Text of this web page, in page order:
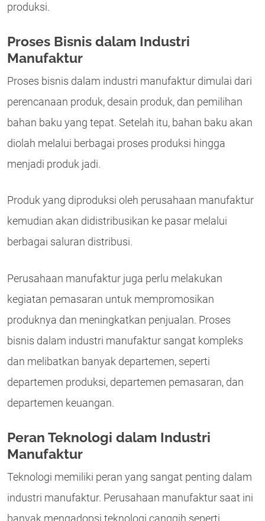
produksi.
Proses Bisnis dalam Industri
Manufaktur
Proses bisnis dalam industri manufaktur dimulai dari
perencanaan produk, desain produk, dan pemilihan
bahan baku yang tepat. Setelah itu, bahan baku akan
diolah melalui berbagai proses produksi hingga
menjadi produk jadi.
Produk yang diproduksi oleh perusahaan manufaktur
kemudian akan didistribusikan ke pasar melalui
berbagai saluran distribusi.
Perusahaan manufaktur juga perlu melakukan
kegiatan pemasaran untuk mempromosikan
produknya dan meningkatkan penjualan. Proses
bisnis dalam industri manufaktur sangat kompleks
dan melibatkan banyak departemen, seperti
departemen produksi, departemen pemasaran, dan
departemen keuangan.
Peran Teknologi dalam Industri
Manufaktur
Teknologi memiliki peran yang sangat penting dalam
industri manufaktur. Perusahaan manufaktur saat ini